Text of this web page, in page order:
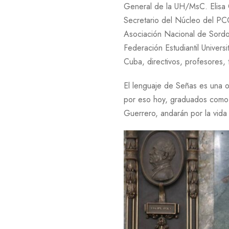
General de la UH/MsC.
Secretario del Núcleo del
Asociación Nacional de
Federación Estudiantil
Cuba, directivos, profesores,
El lenguaje de Señas es una
por eso hoy, graduados
Guerrero, andarán por la